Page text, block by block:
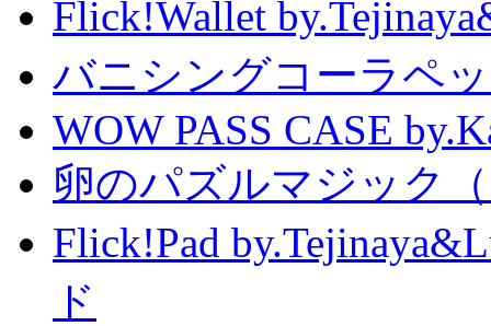
Flick!Wallet
バニシングコーラペ
WOW PASS CASE
卵のパズルマジック
Flick!Pad
ド